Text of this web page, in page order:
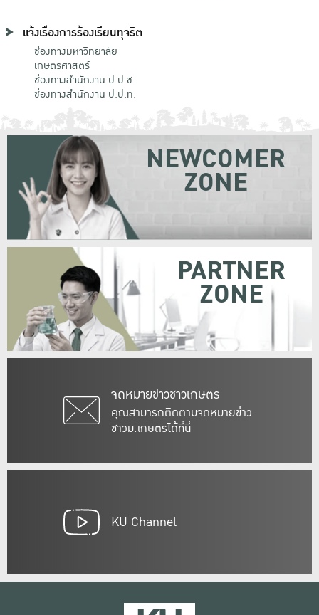
แจ้งเรื่องการร้องเรียนทุจริต
ช่องทางมหาวิทยาลัย
เกษตรศาสตร์
ช่องทางสำนักงาน ป.ป.ช.
ช่องทางสำนักงาน ป.ป.ท.
จดหมายข่าวชาวเกษตร
คุณสามารถติดตามจดหมายข่าว
ชาวม.เกษตรได้ที่นี่
NEWCOMER
ZONE
PARTNER
ZONE
KU Channel